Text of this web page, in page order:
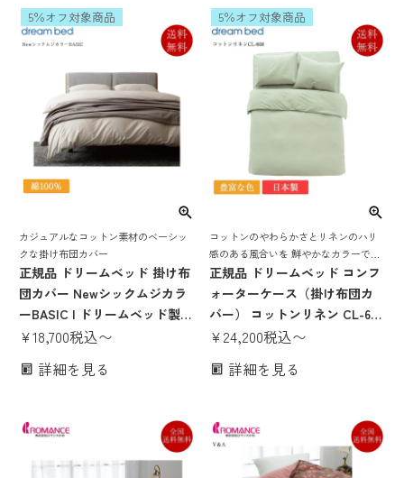
カジュアルなコットン素材のベーシッ
クな掛け布団カバー
正規品 ドリームベッド 掛け布
団カバー Newシックムジカラ
ーBASIC | ドリームベッド製
コンフォーターケース 掛けカ
国産 ベージュ ブラウン グレー
クイーン2 キング2
5％オフ対象商品
¥18,700税込〜
詳細を見る
コットンのやわらかさとリネンのハリ
感のある風合いを 鮮やかなカラーで楽
しむ 定番掛け布団カバー
正規品 ドリームベッド コンフ
ォーターケース（掛け布団カ
バー） コットンリネン CL-608
| ドリームベッド製 日本製 国
ー セージグリーン イエロー グ
グル ダブル クイーン2 キング2
5％オフ対象商品
¥24,200税込〜
詳細を見る